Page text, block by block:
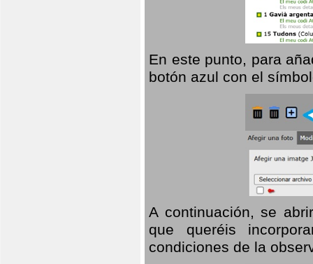
En este punto, para
botón azul con el
A continuación, se
que queréis
condiciones de la